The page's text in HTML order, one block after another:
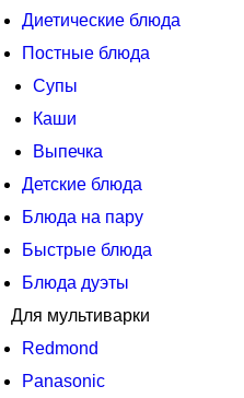
Диетические блюда
Постные блюда
Супы
Каши
Выпечка
Детские блюда
Блюда на пару
Быстрые блюда
Блюда дуэты
Для мультиварки
Redmond
Panasonic